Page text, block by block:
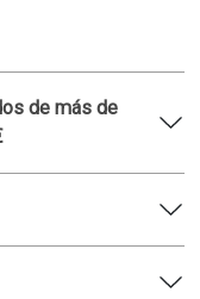
estaba